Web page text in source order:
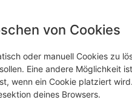
von Cookies
oder manuell Cookies zu
Eine andere Möglichkeit
wenn ein Cookie platziert
deines Browsers.